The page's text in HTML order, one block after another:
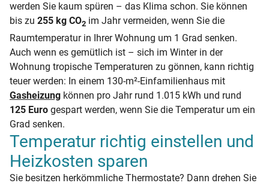
werden Sie kaum spüren – das Klima schon. Sie können
bis zu 255 kg CO2 im Jahr vermeiden, wenn Sie die
Raumtemperatur in Ihrer Wohnung um 1 Grad senken.
Auch wenn es gemütlich ist – sich im Winter in der
Wohnung tropische Temperaturen zu gönnen, kann richtig
teuer werden: In einem 130-m²-Einfamilienhaus mit
Gasheizung können pro Jahr rund 1.015 kWh und rund
125 Euro gespart werden, wenn Sie die Temperatur um ein
Grad senken.
Temperatur richtig einstellen und
Heizkosten sparen
Sie besitzen herkömmliche Thermostate? Dann drehen Sie